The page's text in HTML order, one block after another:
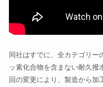
同社はすでに、全カテゴリー
ッ素化合物を含まない耐久撥
回の変更により、製造から加